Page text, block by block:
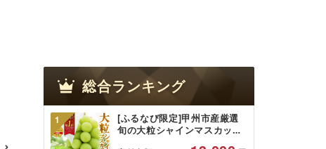
総合ランキング
1
[ふるなび限定]甲州市産厳選
旬の大粒シャインマスカット